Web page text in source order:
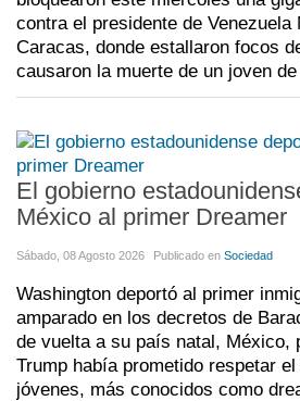
contra el presidente de Venezuela
Caracas, donde estallaron focos
causaron la muerte de un joven
El gobierno
México al primer Dreamer
Sábado, 08 Agosto 2026 Publicado en Sociedad
Washington deportó al primer
amparado en los decretos de
de vuelta a su país natal, México,
Trump había prometido respetar
jóvenes, más conocidos como